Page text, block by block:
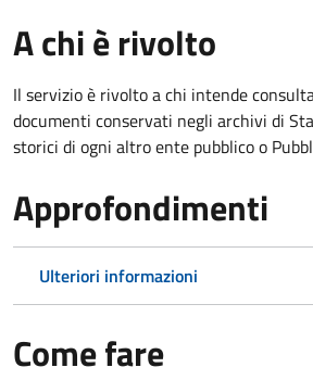
A chi è rivolto
Il servizio è rivolto a chi intende
documenti conservati negli archivi di
storici di ogni altro ente pubblico o
Approfondimenti
Ulteriori informazioni
Come fare